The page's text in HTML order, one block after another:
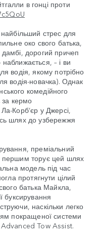
в гонці проти
стрес для
око свого батька,
дорогий причеп
– і ви
водія, якому потрібно
водія-новачка). Однак
комедійного
за кермо
Корб’єр у Джерсі,
шлях до узбережжя
преміальний
першим торує цей шлях
модель під час
протягнути цілий
батька Майкла,
буксирування
наскільки легко
покращеної системи
Tow Assist.